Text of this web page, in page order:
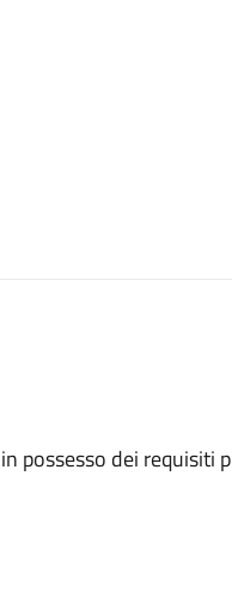
possesso dei requisiti